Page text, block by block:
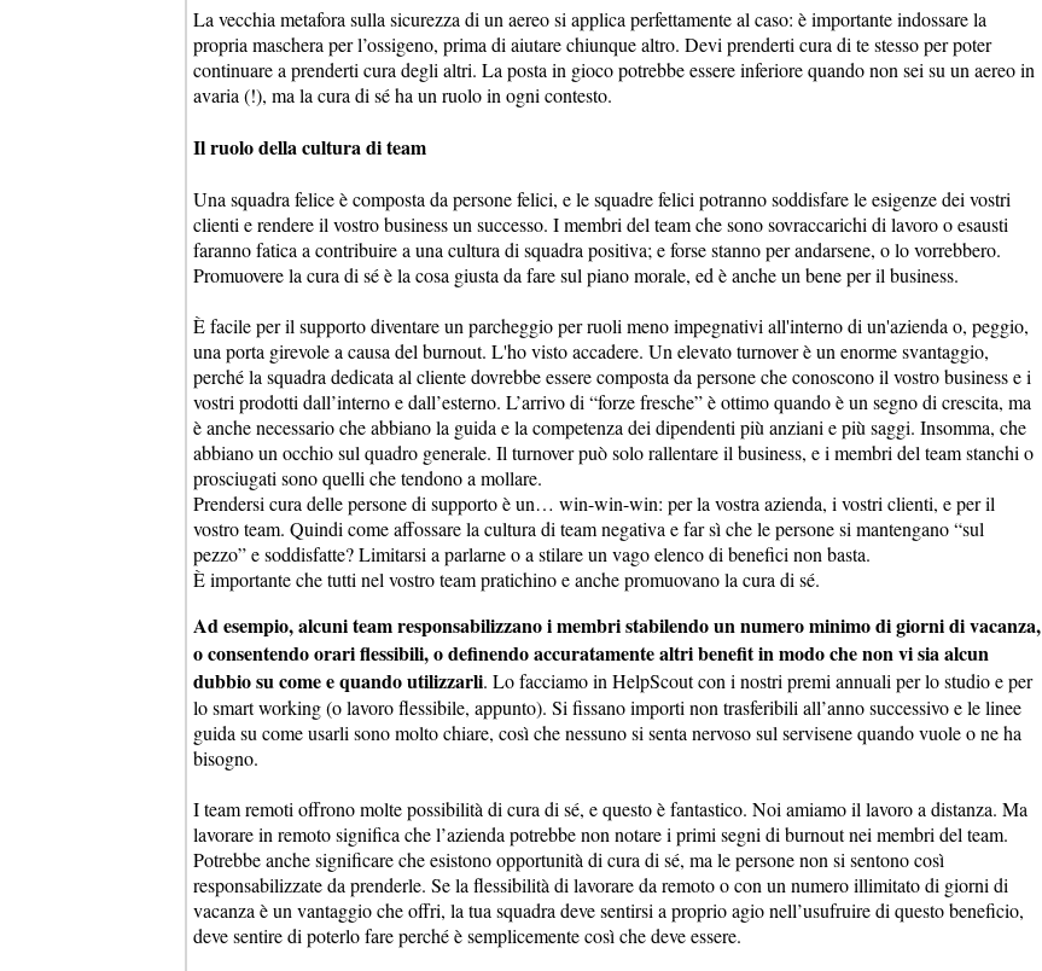
La vecchia metafora sulla sicurezza di un aereo si applica perfettamente al caso: è importante indossare la
propria maschera per l’ossigeno, prima di aiutare chiunque altro. Devi prenderti cura di te stesso per poter
continuare a prenderti cura degli altri. La posta in gioco potrebbe essere inferiore quando non sei su un aereo in
avaria (!), ma la cura di sé ha un ruolo in ogni contesto.
Il ruolo della cultura di team
Una squadra felice è composta da persone felici, e le squadre felici potranno soddisfare le esigenze dei vostri
clienti e rendere il vostro business un successo. I membri del team che sono sovraccarichi di lavoro o esausti
faranno fatica a contribuire a una cultura di squadra positiva; e forse stanno per andarsene, o lo vorrebbero.
Promuovere la cura di sé è la cosa giusta da fare sul piano morale, ed è anche un bene per il business.
È facile per il supporto diventare un parcheggio per ruoli meno impegnativi all'interno di un'azienda o, peggio,
una porta girevole a causa del burnout. L'ho visto accadere. Un elevato turnover è un enorme svantaggio,
perché la squadra dedicata al cliente dovrebbe essere composta da persone che conoscono il vostro business e i
vostri prodotti dall’interno e dall’esterno. L’arrivo di “forze fresche” è ottimo quando è un segno di crescita, ma
è anche necessario che abbiano la guida e la competenza dei dipendenti più anziani e più saggi. Insomma, che
abbiano un occhio sul quadro generale. Il turnover può solo rallentare il business, e i membri del team stanchi o
prosciugati sono quelli che tendono a mollare.
Prendersi cura delle persone di supporto è un… win-win-win: per la vostra azienda, i vostri clienti, e per il
vostro team. Quindi come affossare la cultura di team negativa e far sì che le persone si mantengano “sul
pezzo” e soddisfatte? Limitarsi a parlarne o a stilare un vago elenco di benefici non basta.
È importante che tutti nel vostro team pratichino e anche promuovano la cura di sé.
Ad esempio, alcuni team responsabilizzano i membri stabilendo un numero minimo di giorni di vacanza,
o consentendo orari flessibili, o definendo accuratamente altri benefit in modo che non vi sia alcun
dubbio su come e quando utilizzarli. Lo facciamo in HelpScout con i nostri premi annuali per lo studio e per
lo smart working (o lavoro flessibile, appunto). Si fissano importi non trasferibili all’anno successivo e le linee
guida su come usarli sono molto chiare, così che nessuno si senta nervoso sul servisene quando vuole o ne ha
bisogno.
I team remoti offrono molte possibilità di cura di sé, e questo è fantastico. Noi amiamo il lavoro a distanza. Ma
lavorare in remoto significa che l’azienda potrebbe non notare i primi segni di burnout nei membri del team.
Potrebbe anche significare che esistono opportunità di cura di sé, ma le persone non si sentono così
responsabilizzate da prenderle. Se la flessibilità di lavorare da remoto o con un numero illimitato di giorni di
vacanza è un vantaggio che offri, la tua squadra deve sentirsi a proprio agio nell’usufruire di questo beneficio,
deve sentire di poterlo fare perché è semplicemente così che deve essere.